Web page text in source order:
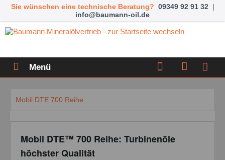
Sie wünschen eine technische Beratung? 09349 92 91 32 |
info@baumann-oil.de
Menü
Mobil DTE 700 Reihe
Mobil DTE™ 700 Reihe: Turbinenöle
höchster Qualität